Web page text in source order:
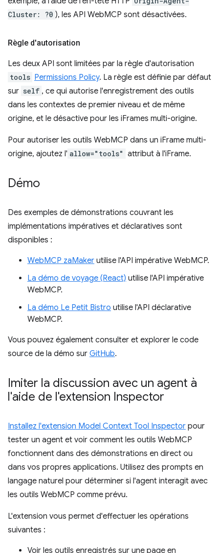
Cluster: ?0 ), les API WebMCP sont désactivées.
Règle d'autorisation
Les deux API sont limitées par la règle d'autorisation
tools Permissions Policy. La règle est définie par défaut
sur self , ce qui autorise l'enregistrement des outils
dans les contextes de premier niveau et de même
origine, et le désactive pour les iFrames multi-origine.
Pour autoriser les outils WebMCP dans un iFrame multi-
origine, ajoutez l' allow="tools" attribut à l'iFrame.
Démo
Des exemples de démonstrations couvrant les
implémentations impératives et déclaratives sont
disponibles :
WebMCP zaMaker utilise l'API impérative WebMCP.
La démo de voyage (React) utilise l'API impérative
WebMCP.
La démo Le Petit Bistro utilise l'API déclarative
WebMCP.
Vous pouvez également consulter et explorer le code
source de la démo sur GitHub.
Imiter la discussion avec un agent à
l'aide de l'extension Inspector
Installez l'extension Model Context Tool Inspector pour
tester un agent et voir comment les outils WebMCP
fonctionnent dans des démonstrations en direct ou
dans vos propres applications. Utilisez des prompts en
langage naturel pour déterminer si l'agent interagit avec
les outils WebMCP comme prévu.
L'extension vous permet d'effectuer les opérations
suivantes :
Voir les outils enregistrés sur une page en